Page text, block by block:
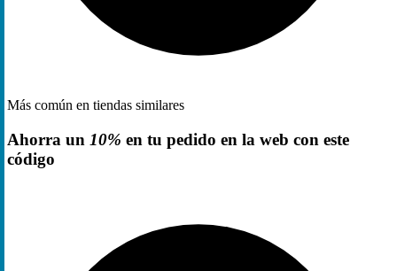
Más común en tiendas similares
Ahorra un 10% en tu pedido en la web con este
código